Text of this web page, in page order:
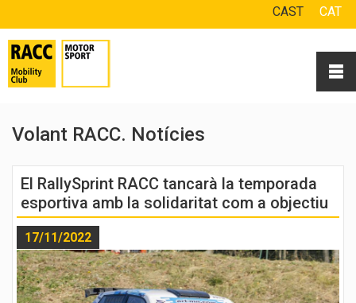
CAST CAT
Volant RACC. Notícies
El RallySprint RACC tancarà la temporada
esportiva amb la solidaritat com a objectiu
17/11/2022